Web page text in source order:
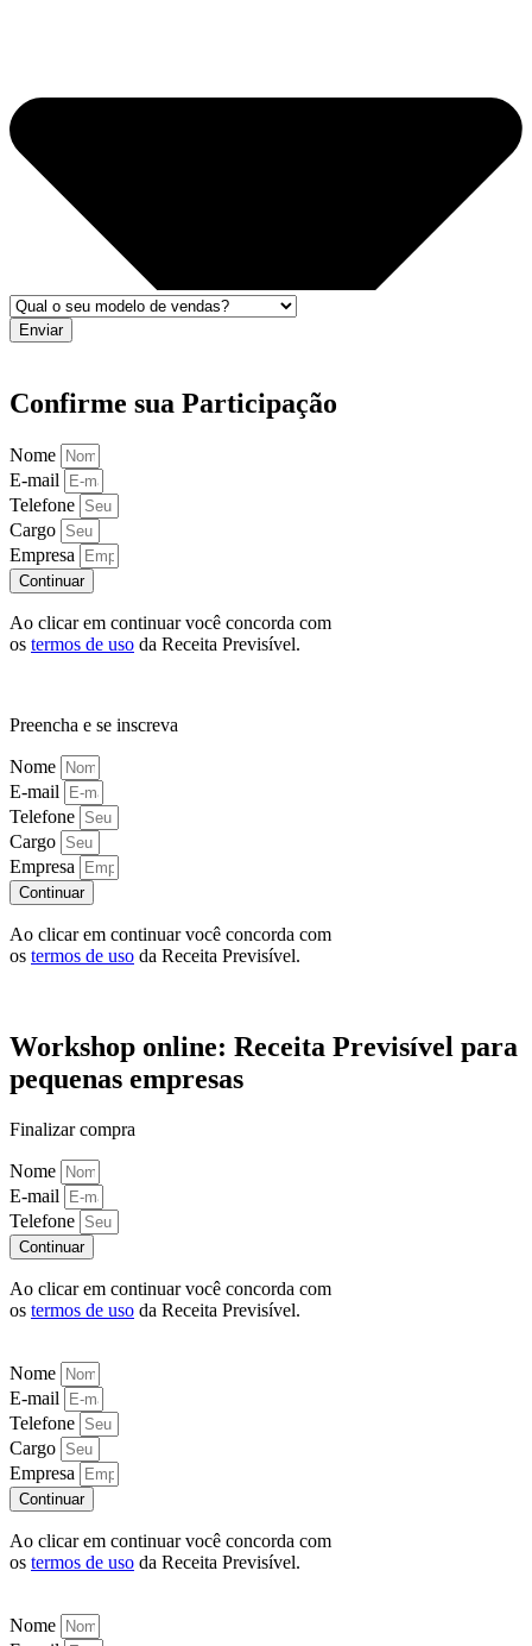
Enviar
Confirme sua Participação
Nome
E-mail
Telefone
Cargo
Empresa
Continuar
Ao clicar em continuar você concorda com
os termos de uso da Receita Previsível.
Preencha e se inscreva
Nome
E-mail
Telefone
Cargo
Empresa
Continuar
Ao clicar em continuar você concorda com
os termos de uso da Receita Previsível.
Workshop online: Receita Previsível para
pequenas empresas
Finalizar compra
Nome
E-mail
Telefone
Continuar
Ao clicar em continuar você concorda com
os termos de uso da Receita Previsível.
Nome
E-mail
Telefone
Cargo
Empresa
Continuar
Ao clicar em continuar você concorda com
os termos de uso da Receita Previsível.
Nome